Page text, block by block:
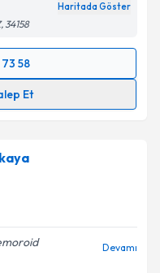
ilişkin
verilerimin belirtilen
ediyorum.
Gönder
Haritada Göster
34158
73 58
Et
ile bilgilendireceğiz.
Devamı